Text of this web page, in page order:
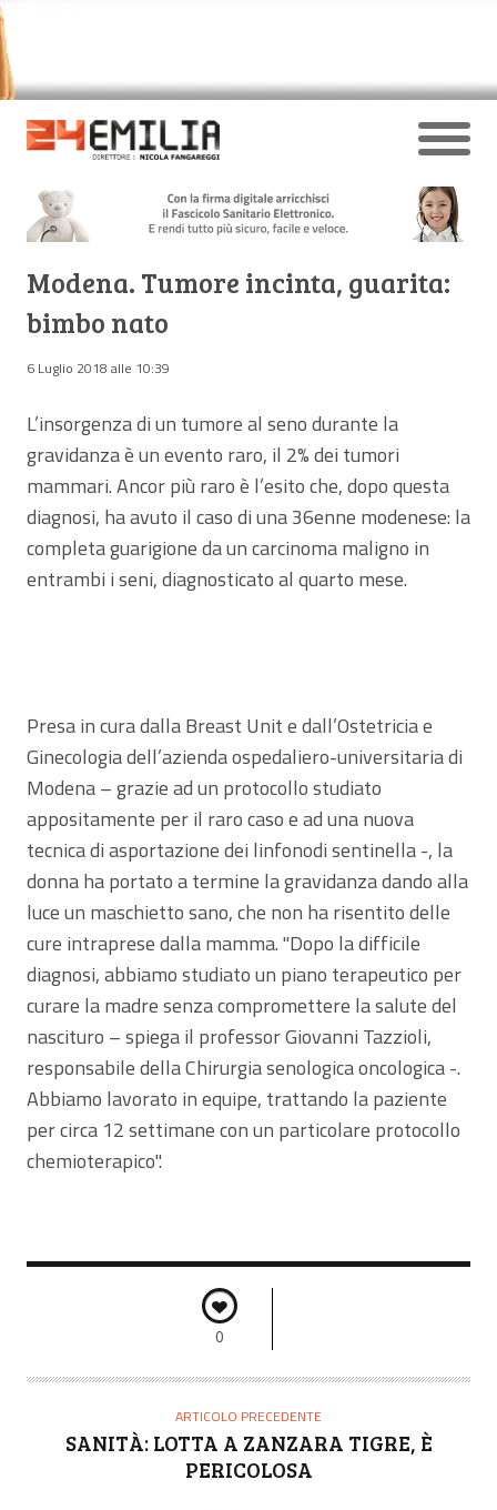
Modena. Tumore incinta, guarita:
bimbo nato
6 Luglio 2018 alle 10:39
L’insorgenza di un tumore al seno durante la
gravidanza è un evento raro, il 2% dei tumori
mammari. Ancor più raro è l’esito che, dopo questa
diagnosi, ha avuto il caso di una 36enne modenese: la
completa guarigione da un carcinoma maligno in
entrambi i seni, diagnosticato al quarto mese.
Presa in cura dalla Breast Unit e dall’Ostetricia e
Ginecologia dell’azienda ospedaliero-universitaria di
Modena – grazie ad un protocollo studiato
appositamente per il raro caso e ad una nuova
tecnica di asportazione dei linfonodi sentinella -, la
donna ha portato a termine la gravidanza dando alla
luce un maschietto sano, che non ha risentito delle
cure intraprese dalla mamma. "Dopo la difficile
diagnosi, abbiamo studiato un piano terapeutico per
curare la madre senza compromettere la salute del
nascituro – spiega il professor Giovanni Tazzioli,
responsabile della Chirurgia senologica oncologica -.
Abbiamo lavorato in equipe, trattando la paziente
per circa 12 settimane con un particolare protocollo
chemioterapico".
0
ARTICOLO PRECEDENTE
SANITÀ: LOTTA A ZANZARA TIGRE, È
PERICOLOSA